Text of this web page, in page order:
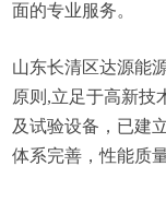
面的专业服务。
山东长清区达源能
原则,立足于高新技
及试验设备，已建
体系完善，性能质